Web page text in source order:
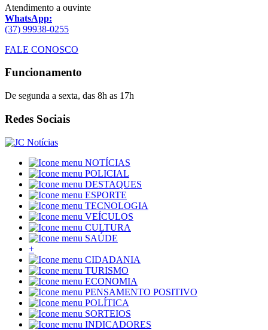
Atendimento a ouvinte
WhatsApp:
(37) 99938-0255
FALE CONOSCO
Funcionamento
De segunda a sexta, das 8h as 17h
Redes Sociais
NOTÍCIAS
POLICIAL
DESTAQUES
ESPORTE
TECNOLOGIA
VEÍCULOS
CULTURA
SAÚDE
+
CIDADANIA
TURISMO
ECONOMIA
PENSAMENTO POSITIVO
POLÍTICA
SORTEIOS
INDICADORES